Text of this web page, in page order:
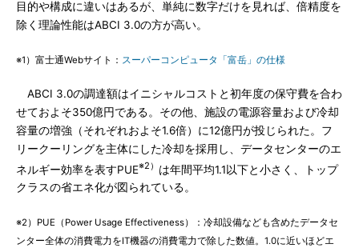
目的や構成に違いはあるが、単純に数字だけを見れば、倍精度を
除く理論性能はABCI 3.0の方が高い。
※1）富士通Webサイト： スーパーコンピュータ「富岳」の仕様
ABCI 3.0の調達額はイニシャルコストと初年度の保守費を合わ
せておよそ350億円である。その他、施設の電源容量および冷却
容量の増強（それぞれおよそ1.6倍）に12億円が投じられた。フ
リークーリングを主体にした冷却を採用し、データセンターのエ
ネルギー効率を表すPUE※2） は年間平均1.1以下と小さく、トップ
クラスの省エネ化が図られている。
※2）PUE（Power Usage Effectiveness）：冷却設備なども含めたデータセ
ンター全体の消費電力をIT機器の消費電力で除した数値。1.0に近いほどエ